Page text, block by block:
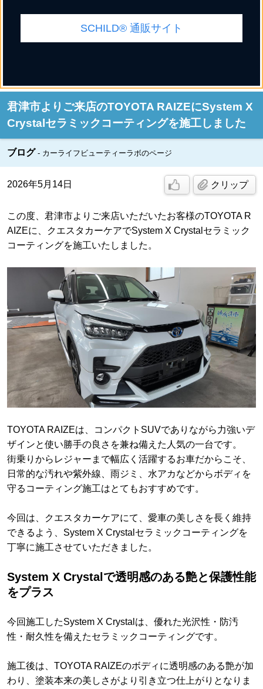
SCHILD® 通販サイト
君津市よりご来店のTOYOTA RAIZEにSystem X
Crystalセラミックコーティングを施工しました
ブログ カーライフビューティーラボのページ
2026年5月14日 クリップ
この度、君津市よりご来店いただいたお客様のTOYOTA R
AIZEに、クエスタカーケアでSystem X Crystalセラミック
コーティングを施工いたしました。
TOYOTA RAIZEは、コンパクトSUVでありながら力強いデ
ザインと使い勝手の良さを兼ね備えた人気の一台です。
街乗りからレジャーまで幅広く活躍するお車だからこそ、
日常的な汚れや紫外線、雨ジミ、水アカなどからボディを
守るコーティング施工はとてもおすすめです。
今回は、クエスタカーケアにて、愛車の美しさを長く維持
できるよう、System X Crystalセラミックコーティングを
丁寧に施工させていただきました。
System X Crystalで透明感のある艶と保護性能
をプラス
今回施工したSystem X Crystalは、優れた光沢性・防汚
性・耐久性を備えたセラミックコーティングです。
施工後は、TOYOTA RAIZEのボディに透明感のある艶が加
わり、塗装本来の美しさがより引き立つ仕上がりとなりま